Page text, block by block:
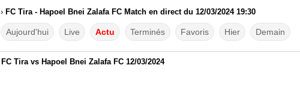
› FC Tira - Hapoel Bnei Zalafa FC Match en direct du 12/03/2024 19:30
Aujourd'hui Live Actu Terminés Favoris Hier Demain
FC Tira vs Hapoel Bnei Zalafa FC 12/03/2024